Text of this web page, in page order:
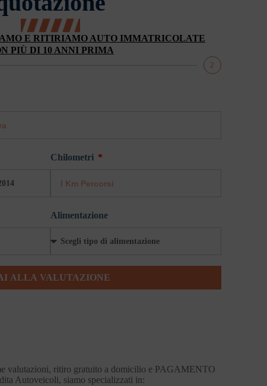
E RITIRIAMO AUTO IMMATRICOLATE
PIÙ DI 10 ANNI PRIMA
2
Chilometri
Alimentazione
ALLA VALUTAZIONE
valutazioni, ritiro gratuito a domicilio e PAGAMENTO
Autoveicoli, siamo specializzati in: